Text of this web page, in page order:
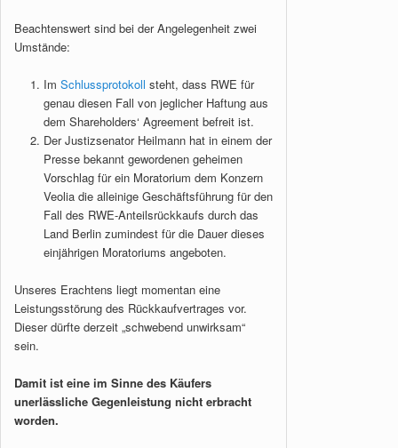
Beachtenswert sind bei der Angelegenheit zwei
Umstände:
Im Schlussprotokoll steht, dass RWE für
genau diesen Fall von jeglicher Haftung aus
dem Shareholders‘ Agreement befreit ist.
Der Justizsenator Heilmann hat in einem der
Presse bekannt gewordenen geheimen
Vorschlag für ein Moratorium dem Konzern
Veolia die alleinige Geschäftsführung für den
Fall des RWE-Anteilsrückkaufs durch das
Land Berlin zumindest für die Dauer dieses
einjährigen Moratoriums angeboten.
Unseres Erachtens liegt momentan eine
Leistungsstörung des Rückkaufvertrages vor.
Dieser dürfte derzeit „schwebend unwirksam“
sein.
Damit ist eine im Sinne des Käufers
unerlässliche Gegenleistung nicht erbracht
worden.